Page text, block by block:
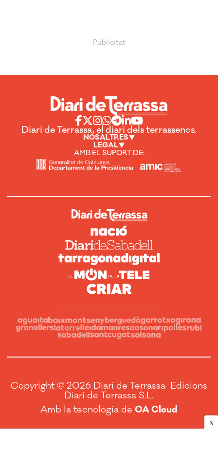
X
Diari de Terrassa, el diari dels terrassencs.
NOSALTRES
LEGAL
AMB EL SUPORT DE:
Copyright © 2026 Diari de Terrassa Edicions
Diari de Terrassa S.L.
Amb la tecnologia de OA Cloud